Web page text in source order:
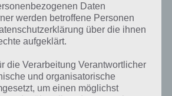
SO
TIPP-BALL (MIT
2015
align="alignright"
Daten
werden betroffene Personen
über die ihnen
aufgeklärt.
die Verarbeitung Verantwortlicher
und organisatorische
um einen möglichst